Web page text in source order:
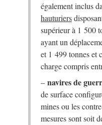
également inclus
hauturiers
supérieur à 1 500
ayant un
et 1 499 tonnes et
charge compris
– navires de
de surface
mines ou les
mesures sont soit